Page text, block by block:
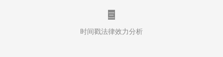
三
时间戳法律效力分析